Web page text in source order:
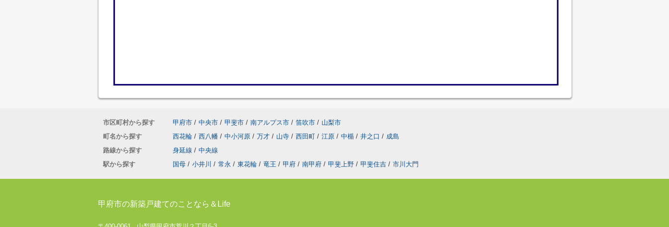
市区町村から探す 甲府市 / 中央市 / 甲斐市 / 南アルプス市 / 笛吹市 / 山梨市
町名から探す
西花輪 / 西八幡 / 中小河原 / 万才 / 山寺 / 西田町 / 江原 / 中楯 / 井之口 / 成島
路線から探す
身延線 / 中央線
駅から探す
国母 / 小井川 / 常永 / 東花輪 / 竜王 / 甲府 / 南甲府 / 甲斐上野 / 甲斐住吉 / 市川大門
甲府市の新築戸建てのことなら＆Life